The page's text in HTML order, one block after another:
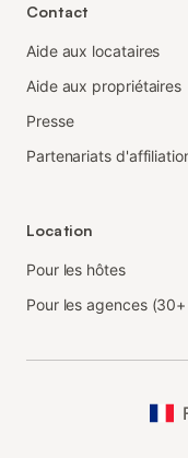
Contact
Aide aux locataires
Aide aux propriétaires
Presse
Partenariats
Location
Pour les hôtes
Pour les agences